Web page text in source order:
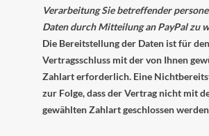
Verarbeitung Sie betreffender
Daten durch Mitteilung an PayPal zu
Die Bereitstellung der Daten ist für den
Vertragsschluss mit der von Ihnen
Zahlart erforderlich. Eine
zur Folge, dass der Vertrag nicht mit
gewählten Zahlart geschlossen